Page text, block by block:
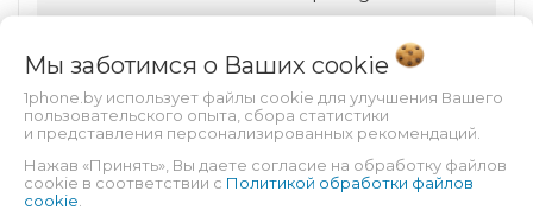
процессор
Qualcomm Adreno
735
Особенности
тыловой камеры
Автофокус,
Вспышка
Назначение
Для видео, Для игр,
Мы заботимся о Ваших cookie
1phone.by использует файлы cookie для улучшения Вашего
пользовательского опыта, сбора статистики
и представления персонализированных рекомендаций.
Нажав «Принять», Вы даете согласие на обработку файлов
cookie в соответствии с Политикой обработки файлов
cookie